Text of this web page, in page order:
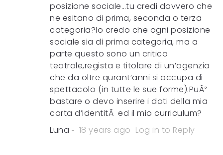
posizione sociale…tu credi davvero che
ne esitano di prima, seconda o terza
categoria?Io credo che ogni posizione
sociale sia di prima categoria, ma a
parte questo sono un critico
teatrale,regista e titolare di un’agenzia
che da oltre qurant’anni si occupa di
spettacolo (in tutte le sue forme).PuÃ²
bastare o devo inserire i dati della mia
carta d’identitÃ ed il mio curriculum?
Luna
18 years ago Log in to Reply